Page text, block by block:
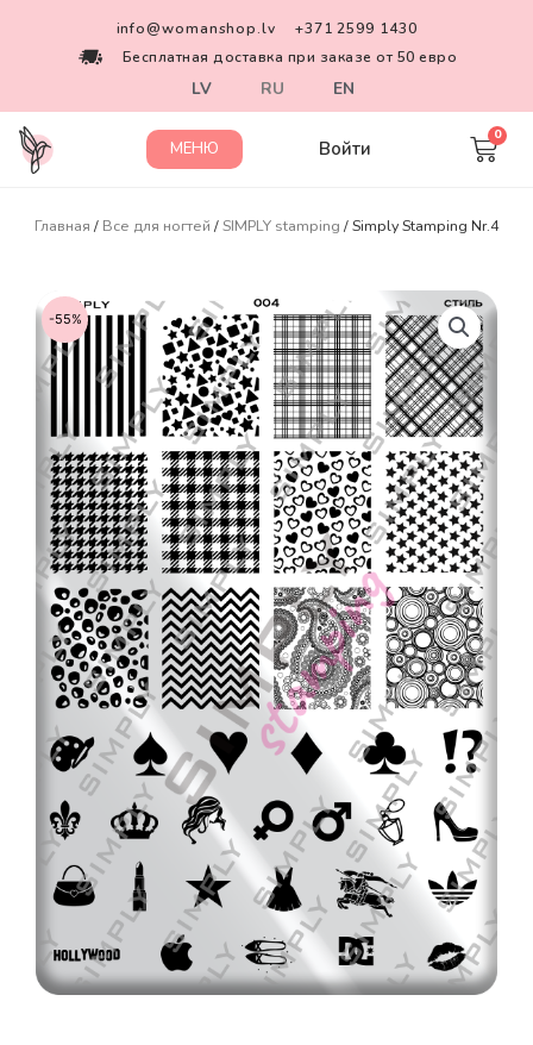
info@womanshop.lv
+371 2599 1430
Бесплатная доставка при заказе от 50 евро
LV RU EN
МЕНЮ Войти
Главная / Все для ногтей /SIMPLY stamping / Simply Stamping Nr.4
-55%